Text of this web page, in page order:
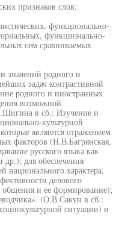
признаков слов;
функционально-
функционально-
сем сравниваемых
значений родного и
задач контрастивной
родного и иностранных
возможной
в сб.: Изучение и
культурной
являются отражением
факторов (Н.В.Багрянская,
русского языка как
др.); для обеспечения
национального характера,
делового
и ее формирование);
(О.В.Сакун в сб.:
ситуации) и